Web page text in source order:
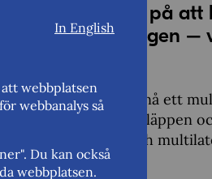
pekat på
–
i det arbetet?
arbetar för att nå ett
då dessa ökar utsläppen
både bilateralt och
In English
webbplatsen
webbanalys så
Du kan också
webbplatsen.